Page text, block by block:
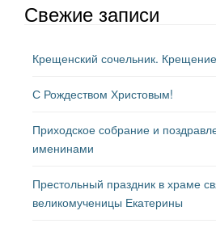
Свежие записи
Крещенский сочельник.
С Рождеством Христовым!
Приходское собрание и
именинами
Престольный праздник в храме
великомученицы Екатерины